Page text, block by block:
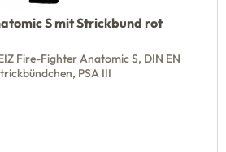
S mit Strickbund rot
Fire-Fighter Anatomic S, DIN EN
PSA III